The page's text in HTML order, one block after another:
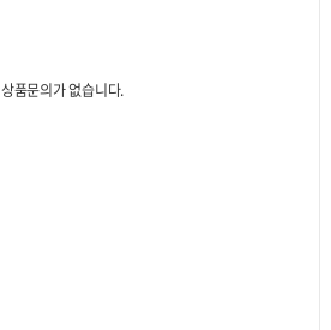
상품문의가 없습니다.